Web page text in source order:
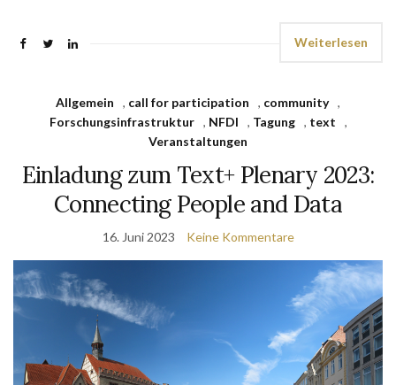
Weiterlesen
Allgemein , call for participation , community ,
Forschungsinfrastruktur
, NFDI , Tagung , text
,
Veranstaltungen
Einladung zum Text+ Plenary 2023:
Connecting People and Data
16. Juni 2023 Keine Kommentare